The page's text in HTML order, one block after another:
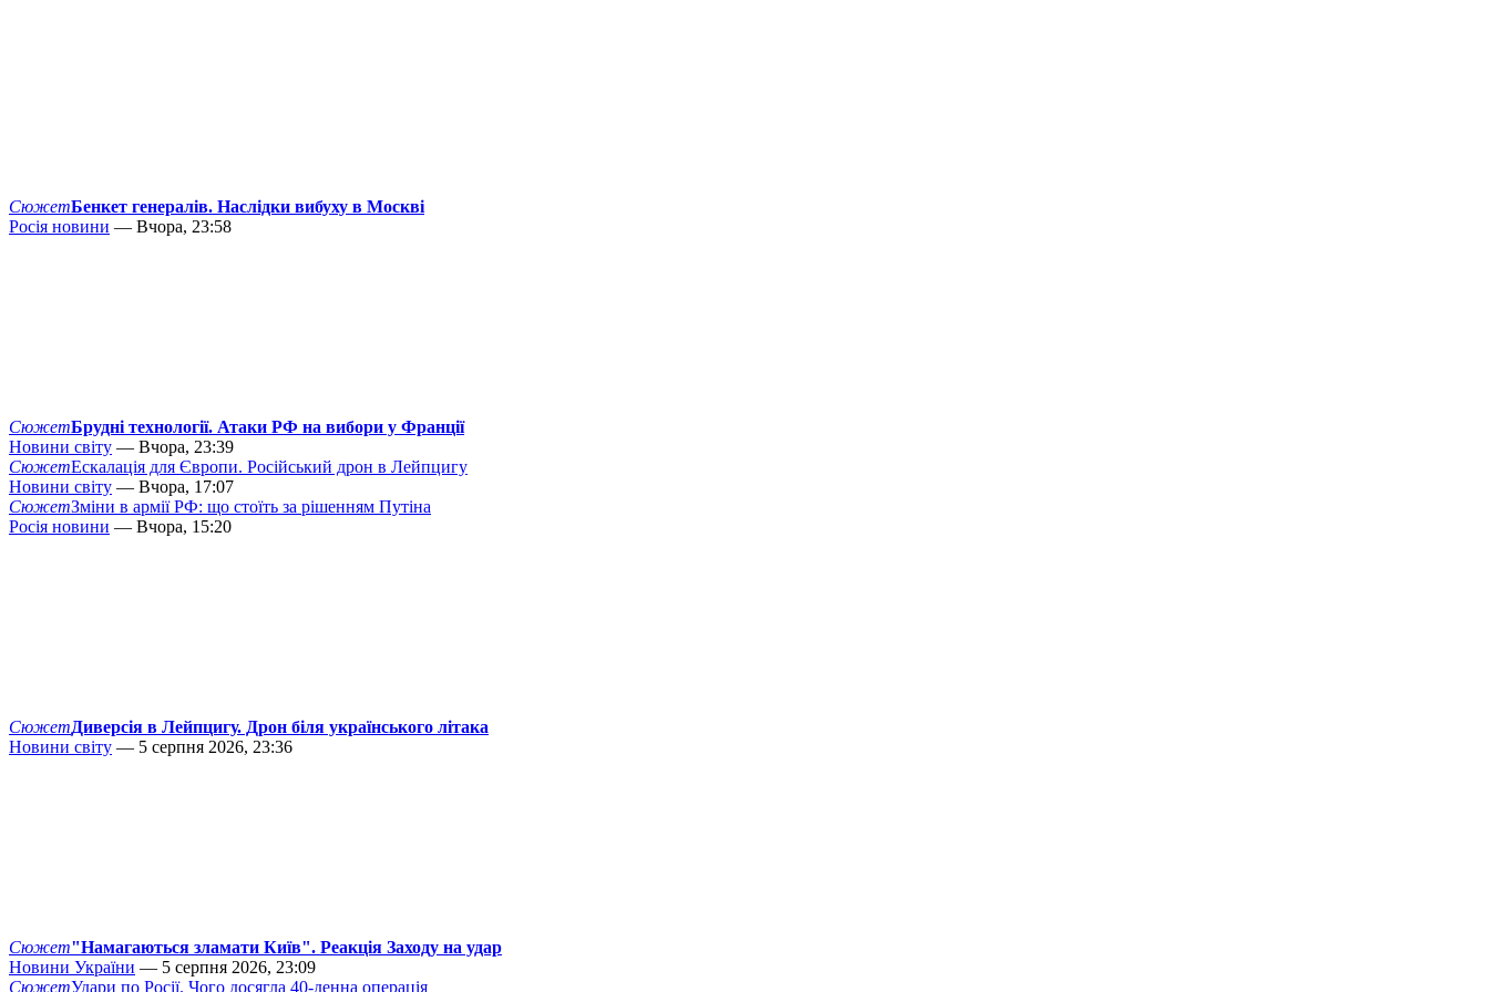
СюжетБенкет генералів. Наслідки вибуху в Москві
Росія новини — Вчора, 23:58
СюжетБрудні технології. Атаки РФ на вибори у Франції
Новини світу — Вчора, 23:39
СюжетЕскалація для Європи. Російський дрон в Лейпцигу
Новини світу — Вчора, 17:07
СюжетЗміни в армії РФ: що стоїть за рішенням Путіна
Росія новини — Вчора, 15:20
СюжетДиверсія в Лейпцигу. Дрон біля українського літака
Новини світу — 5 серпня 2026, 23:36
Сюжет"Намагаються зламати Київ". Реакція Заходу на удар
Новини України — 5 серпня 2026, 23:09
СюжетУдари по Росії. Чого досягла 40-денна операція